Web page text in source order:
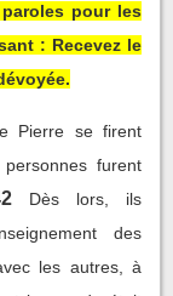
pour les
: Recevez le
Pierre se firent
furent
Dès lors, ils
des
les autres, à